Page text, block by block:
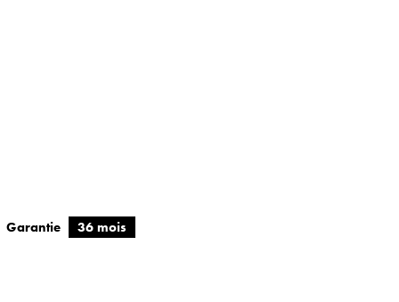
Garantie 36 mois